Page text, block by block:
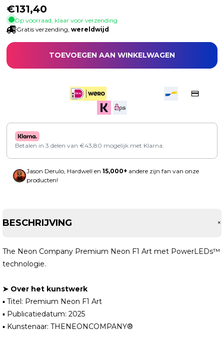
€131,40
Op voorraad, klaar voor verzending
Gratis verzending, wereldwijd
TOEVOEGEN AAN WINKELWAGEN
Betalen in 3 delen van €43,80 mogelijk met Klarna.
Jason Derulo, Hardwell en 15,000+ andere zijn fan van onze
producten!
BESCHRIJVING +
The Neon Company Premium Neon F1 Art met PowerLEDs™
technologie.
➤ Over het kunstwerk
▪ Titel: Premium Neon F1 Art
▪ Publicatiedatum: 2025
▪ Kunstenaar: THENEONCOMPANY®